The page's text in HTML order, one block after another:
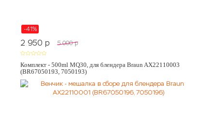
-41%
2 950 p 5 000 p
Комплект - 500ml MQ30, для блендера Braun AX22110003
(BR67050193, 7050193)